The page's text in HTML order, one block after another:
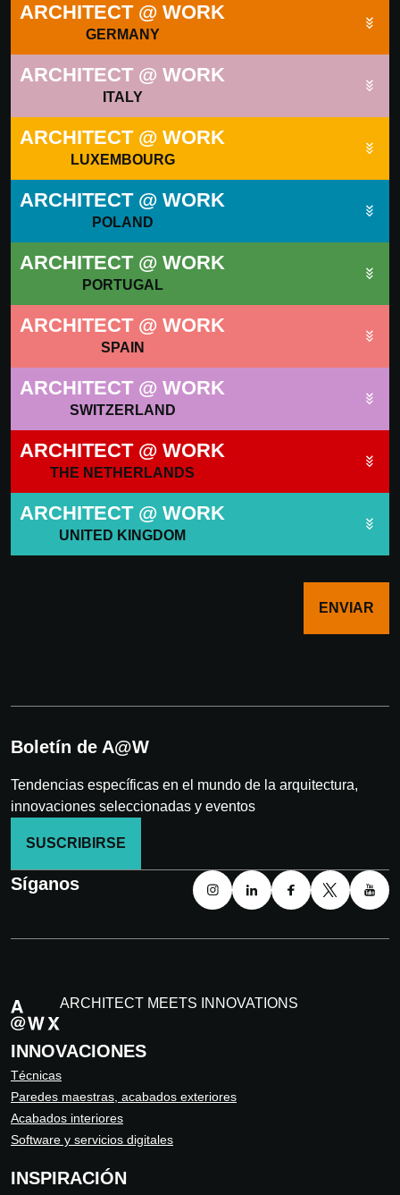
ARCHITECT @ WORK
GERMANY
ARCHITECT @ WORK
ITALY
ARCHITECT @ WORK
LUXEMBOURG
ARCHITECT @ WORK
POLAND
ARCHITECT @ WORK
PORTUGAL
ARCHITECT @ WORK
SPAIN
ARCHITECT @ WORK
SWITZERLAND
ARCHITECT @ WORK
THE NETHERLANDS
ARCHITECT @ WORK
UNITED KINGDOM
ENVIAR
Boletín de A@W
Tendencias específicas en el mundo de la arquitectura,
innovaciones seleccionadas y eventos
SUSCRIBIRSE
Síganos
ARCHITECT MEETS INNOVATIONS
INNOVACIONES
Técnicas
Paredes maestras, acabados exteriores
Acabados interiores
Software y servicios digitales
INSPIRACIÓN